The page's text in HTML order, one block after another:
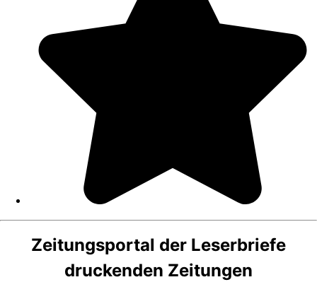
Zeitungsportal der Leserbriefe
druckenden Zeitungen